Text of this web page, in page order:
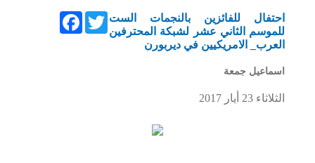
FacebookTwitter احتفال للفائزين بالنجمات الست
للموسم الثاني عشر لشبكة المحترفين
العرب_ الامريكيين في ديربورن
اسماعيل جمعة
الثلاثاء 23 أيار 2017